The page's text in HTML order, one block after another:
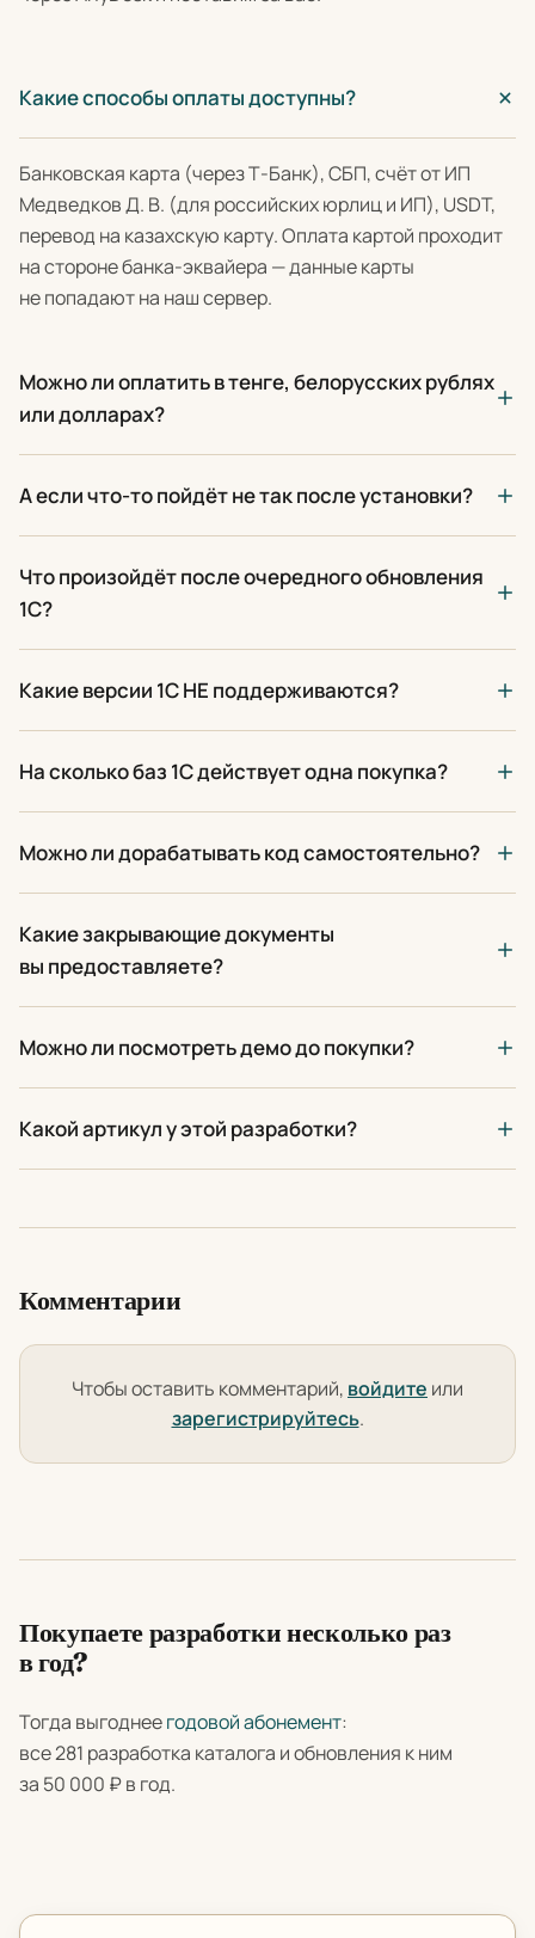
Какие способы оплаты доступны?
Банковская карта (через Т-Банк), СБП, счёт от ИП
Медведков Д. В. (для российских юрлиц и ИП), USDT,
перевод на казахскую карту. Оплата картой проходит
на стороне банка-эквайера — данные карты
не попадают на наш сервер.
Можно ли оплатить в тенге, белорусских рублях
или долларах?
А если что-то пойдёт не так после установки?
Что произойдёт после очередного обновления
1С?
Какие версии 1С НЕ поддерживаются?
На сколько баз 1С действует одна покупка?
Можно ли дорабатывать код самостоятельно?
Какие закрывающие документы
вы предоставляете?
Можно ли посмотреть демо до покупки?
Какой артикул у этой разработки?
Комментарии
Чтобы оставить комментарий, войдите или
зарегистрируйтесь.
Покупаете разработки несколько раз
в год?
Тогда выгоднеегодовой абонемент:
все 281 разработка каталога и обновления к ним
за 50 000 ₽ в год.